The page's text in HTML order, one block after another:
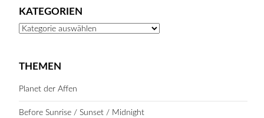
KATEGORIEN
Kategorien
THEMEN
Planet der Affen
Before Sunrise / Sunset / Midnight